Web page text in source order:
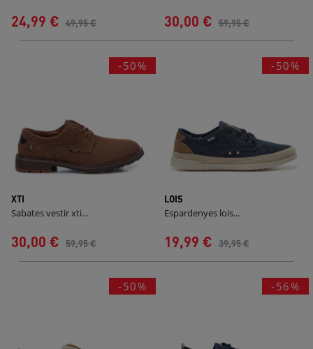
24,99 € 49,95 € 30,00 € 59,95 €
-50%
XTI
Sabates vestir xti...
30,00 € 59,95 €
-50%
LOIS
Espardenyes lois...
19,99 € 39,95 €
-50% -56%